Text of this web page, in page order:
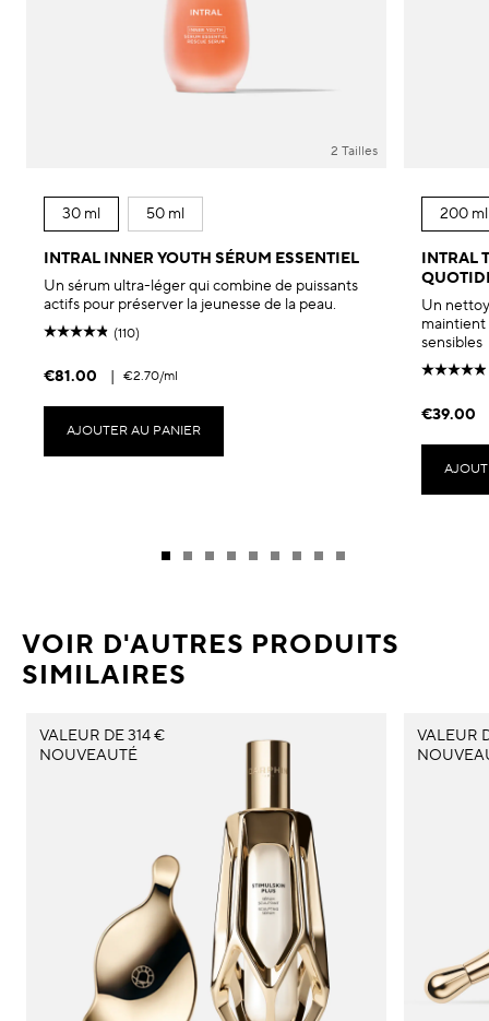
2 Tailles
30 ml 50 ml
INTRAL INNER YOUTH SÉRUM ESSENTIEL
Un sérum ultra-léger qui combine de puissants
actifs pour préserver la jeunesse de la peau.
(110)
€81.00 | €2.70/ml
AJOUTER AU PANIER
200 ml
INTRAL
Un
maintient
sensibles
€39.00
VOIR D'AUTRES PRODUITS
SIMILAIRES
VALEUR DE 314 €
NOUVEAUTÉ
VALEUR